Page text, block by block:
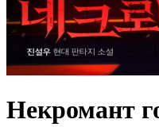
Некромант